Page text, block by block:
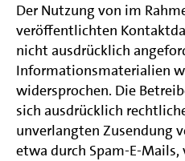
Der Nutzung von im
veröffentlichten
nicht ausdrücklich
Informationsmaterialien
widersprochen. Die
sich ausdrücklich
unverlangten Zusendung
etwa durch Spam-E-Mails,